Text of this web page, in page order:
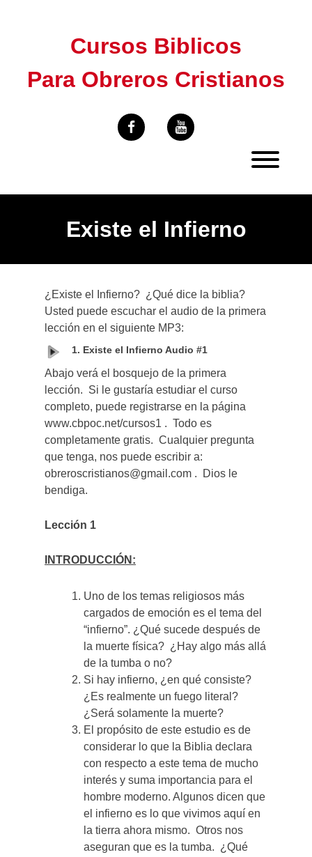
Cursos Biblicos
Para Obreros Cristianos
Existe el Infierno
¿Existe el Infierno? ¿Qué dice la biblia?
Usted puede escuchar el audio de la primera
lección en el siguiente MP3:
1. Existe el Infierno Audio #1
Abajo verá el bosquejo de la primera
lección. Si le gustaría estudiar el curso
completo, puede registrarse en la página
www.cbpoc.net/cursos1 . Todo es
completamente gratis. Cualquier pregunta
que tenga, nos puede escribir a:
obreroscristianos@gmail.com . Dios le
bendiga.
Lección 1
INTRODUCCIÓN:
Uno de los temas religiosos más
cargados de emoción es el tema del
“infierno”. ¿Qué sucede después de
la muerte física? ¿Hay algo más allá
de la tumba o no?
Si hay infierno, ¿en qué consiste?
¿Es realmente un fuego literal?
¿Será solamente la muerte?
El propósito de este estudio es de
considerar lo que la Biblia declara
con respecto a este tema de mucho
interés y suma importancia para el
hombre moderno. Algunos dicen que
el infierno es lo que vivimos aquí en
la tierra ahora mismo. Otros nos
aseguran que es la tumba. ¿Qué